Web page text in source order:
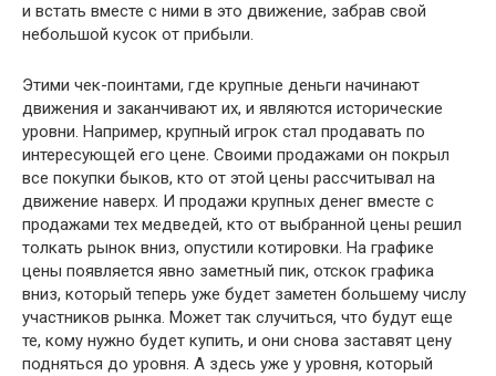
и встать вместе с ними в это движение, забрав свой
небольшой кусок от прибыли.
Этими чек-поинтами, где крупные деньги начинают
движения и заканчивают их, и являются исторические
уровни. Например, крупный игрок стал продавать по
интересующей его цене. Своими продажами он покрыл
все покупки быков, кто от этой цены рассчитывал на
движение наверх. И продажи крупных денег вместе с
продажами тех медведей, кто от выбранной цены решил
толкать рынок вниз, опустили котировки. На графике
цены появляется явно заметный пик, отскок графика
вниз, который теперь уже будет заметен большему числу
участников рынка. Может так случиться, что будут еще
те, кому нужно будет купить, и они снова заставят цену
подняться до уровня. А здесь уже у уровня, который